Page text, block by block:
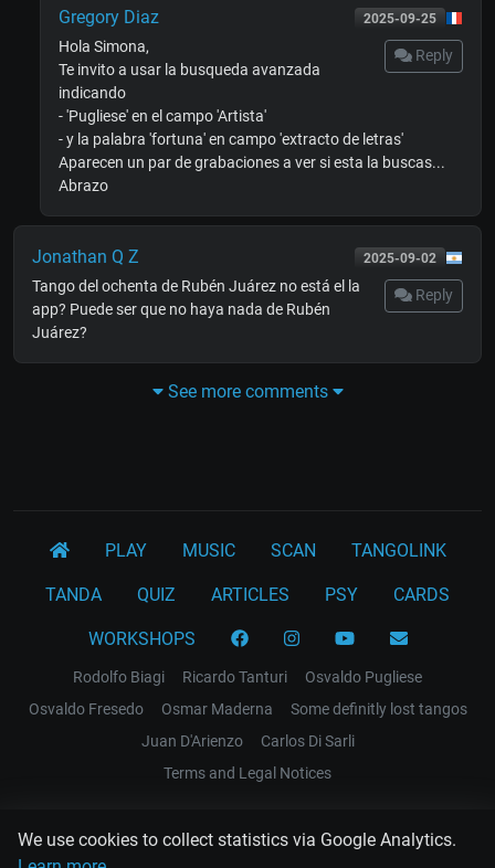
We use cookies to collect statistics via Google Analytics.
2025-09-25
Gregory Diaz
Reply
Hola Simona,
Te invito a usar la busqueda avanzada
indicando
- 'Pugliese' en el campo 'Artista'
- y la palabra 'fortuna' en campo 'extracto de letras'
Aparecen un par de grabaciones a ver si esta la buscas...
Abrazo
2025-09-02
Jonathan Q Z
Reply
Tango del ochenta de Rubén Juárez no está el la
app? Puede ser que no haya nada de Rubén
Juárez?
See more comments
PLAY MUSIC SCAN TANGOLINK
TANDA QUIZ ARTICLES PSY CARDS
WORKSHOPS
Rodolfo Biagi Ricardo Tanturi
Osvaldo Pugliese
Osvaldo Fresedo
Osmar Maderna
Some definitly lost tangos
Juan D'Arienzo
Carlos Di Sarli
Terms and Legal Notices
EL RECODO TANGO